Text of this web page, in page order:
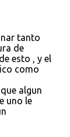
tanto
de
esto , y el
como
algun
uno le